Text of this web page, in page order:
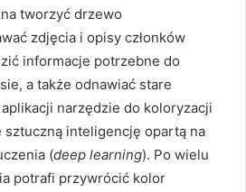
tworzyć drzewo
zdjęcia i opisy członków
informacje potrzebne do
a także odnawiać stare
narzędzie do koloryzacji
inteligencję opartą na
(deep learning). Po wielu
potrafi przywrócić kolor